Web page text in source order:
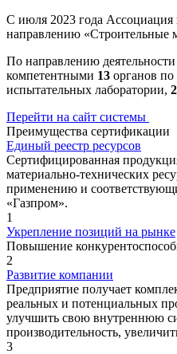
С июля 2023 года
направлению «Строительные
По направлению
компетентными 13 органов
испытательных лаборатории, 2
Перейти на сайт системы
Преимущества сертификации
Единый реестр ресурсов
Сертифицированная
материально-технических
применению и
«Газпром».
1
Укрепление позиций на рынке
Повышение
2
Развитие компании
Предприятие получает
реальных и потенциальных
улучшить свою внутреннюю
производительность,
3